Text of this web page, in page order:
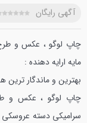
آگهی رایگان
چاپ لوگو ، عكس و
مايه ارايه دهنده :
بهترين و ماندگار
چاپ لوگو ، عكس و
سراميكي دسته عروسكي